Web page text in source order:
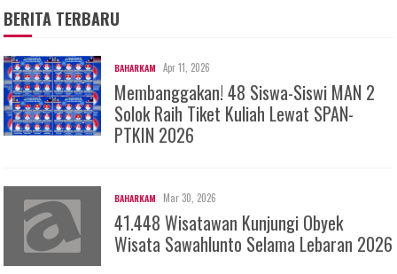
BERITA TERBARU
BAHARKAM Apr 11, 2026
Membanggakan! 48 Siswa-Siswi MAN 2
Solok Raih Tiket Kuliah Lewat SPAN-
PTKIN 2026
BAHARKAM Mar 30, 2026
41.448 Wisatawan Kunjungi Obyek
Wisata Sawahlunto Selama Lebaran 2026